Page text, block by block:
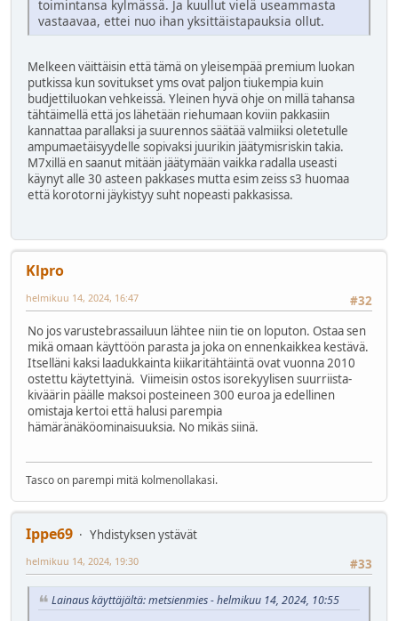
toimintansa kylmässä. Ja kuullut vielä useammasta
vastaavaa, ettei nuo ihan yksittäistapauksia ollut.
Melkeen väittäisin että tämä on yleisempää premium luokan
putkissa kun sovitukset yms ovat paljon tiukempia kuin
budjettiluokan vehkeissä. Yleinen hyvä ohje on millä tahansa
tähtäimellä että jos lähetään riehumaan koviin pakkasiin
kannattaa parallaksi ja suurennos säätää valmiiksi oletetulle
ampumaetäisyydelle sopivaksi juurikin jäätymisriskin takia.
M7xillä en saanut mitään jäätymään vaikka radalla useasti
käynyt alle 30 asteen pakkases mutta esim zeiss s3 huomaa
että korotorni jäykistyy suht nopeasti pakkasissa.
Klpro
#32
helmikuu 14, 2024, 16:47
No jos varustebrassailuun lähtee niin tie on loputon. Ostaa sen
mikä omaan käyttöön parasta ja joka on ennenkaikkea kestävä.
Itselläni kaksi laadukkainta kiikaritähtäintä ovat vuonna 2010
ostettu käytettyinä. Viimeisin ostos isorekyylisen suurriista-
kiväärin päälle maksoi posteineen 300 euroa ja edellinen
omistaja kertoi että halusi parempia
hämäränäköominaisuuksia. No mikäs siinä.
Tasco on parempi mitä kolmenollakasi.
Ippe69
Yhdistyksen ystävät
#33
helmikuu 14, 2024, 19:30
Lainaus käyttäjältä: metsienmies - helmikuu 14, 2024, 10:55